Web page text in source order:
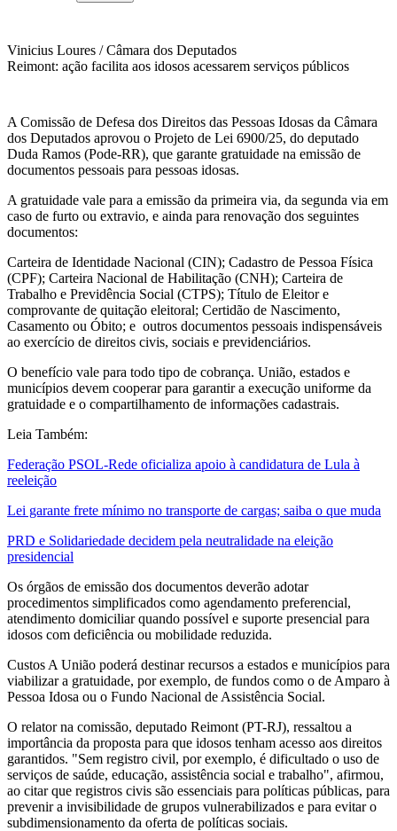
Vinicius Loures / Câmara dos Deputados
Reimont: ação facilita aos idosos acessarem serviços públicos
A Comissão de Defesa dos Direitos das Pessoas Idosas da Câmara
dos Deputados aprovou o Projeto de Lei 6900/25, do deputado
Duda Ramos (Pode-RR), que garante gratuidade na emissão de
documentos pessoais para pessoas idosas.
A gratuidade vale para a emissão da primeira via, da segunda via em
caso de furto ou extravio, e ainda para renovação dos seguintes
documentos:
Carteira de Identidade Nacional (CIN); Cadastro de Pessoa Física
(CPF); Carteira Nacional de Habilitação (CNH); Carteira de
Trabalho e Previdência Social (CTPS); Título de Eleitor e
comprovante de quitação eleitoral; Certidão de Nascimento,
Casamento ou Óbito; e outros documentos pessoais indispensáveis
ao exercício de direitos civis, sociais e previdenciários.
O benefício vale para todo tipo de cobrança. União, estados e
municípios devem cooperar para garantir a execução uniforme da
gratuidade e o compartilhamento de informações cadastrais.
Leia Também:
Federação PSOL-Rede oficializa apoio à candidatura de Lula à
reeleição
Lei garante frete mínimo no transporte de cargas; saiba o que muda
PRD e Solidariedade decidem pela neutralidade na eleição
presidencial
Os órgãos de emissão dos documentos deverão adotar
procedimentos simplificados como agendamento preferencial,
atendimento domiciliar quando possível e suporte presencial para
idosos com deficiência ou mobilidade reduzida.
Custos A União poderá destinar recursos a estados e municípios para
viabilizar a gratuidade, por exemplo, de fundos como o de Amparo à
Pessoa Idosa ou o Fundo Nacional de Assistência Social.
O relator na comissão, deputado Reimont (PT-RJ), ressaltou a
importância da proposta para que idosos tenham acesso aos direitos
garantidos. "Sem registro civil, por exemplo, é dificultado o uso de
serviços de saúde, educação, assistência social e trabalho", afirmou,
ao citar que registros civis são essenciais para políticas públicas, para
prevenir a invisibilidade de grupos vulnerabilizados e para evitar o
subdimensionamento da oferta de políticas sociais.